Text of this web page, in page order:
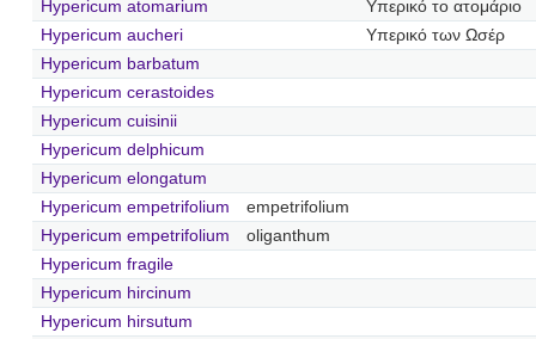
Hypericum atomarium
Υπερικό το ατομάριο
Hypericum aucheri
Υπερικό των Ωσέρ
Hypericum barbatum
Hypericum cerastoides
Hypericum cuisinii
Hypericum delphicum
Hypericum elongatum
Hypericum empetrifolium
empetrifolium
Hypericum empetrifolium
oliganthum
Hypericum fragile
Hypericum hircinum
Hypericum hirsutum